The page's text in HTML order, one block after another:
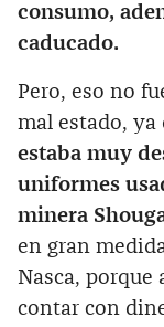
consumo,
caducado.
Pero, eso no
mal estado, ya
estaba muy
uniformes
minera
en gran
Nasca, porque
contar con